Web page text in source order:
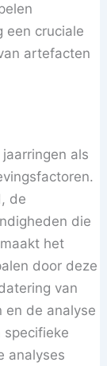
een cruciale
artefacten
als
de
die
het
door deze
van
en de analyse
specifieke
analyses